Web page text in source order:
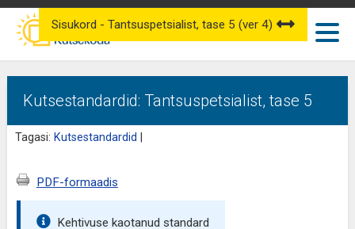
Kutsestandardid: Tantsuspetsialist, tase 5
Tagasi: Kutsestandardid
Sisukord - Tantsuspetsialist, tase 5 (ver 4)
PDF-formaadis
Kehtivuse kaotanud standard